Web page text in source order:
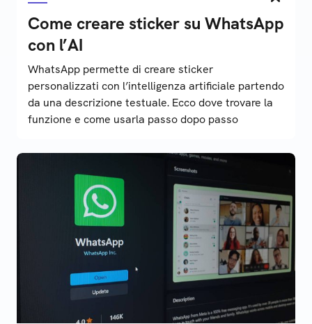
Come creare sticker su WhatsApp
con l’AI
WhatsApp permette di creare sticker
personalizzati con l’intelligenza artificiale partendo
da una descrizione testuale. Ecco dove trovare la
funzione e come usarla passo dopo passo